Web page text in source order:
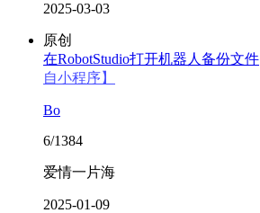
2025-03-03
原创
在RobotStudio打开机器人备份文件
自小程序】
Bo
6/1384
爱情一片海
2025-01-09